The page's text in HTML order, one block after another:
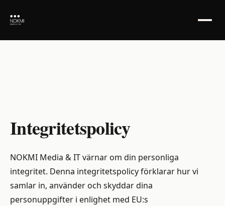
Integritetspolicy
Integritetspolicy
NOKMI Media & IT värnar om din personliga
integritet. Denna integritetspolicy förklarar hur vi
samlar in, använder och skyddar dina
personuppgifter i enlighet med EU:s